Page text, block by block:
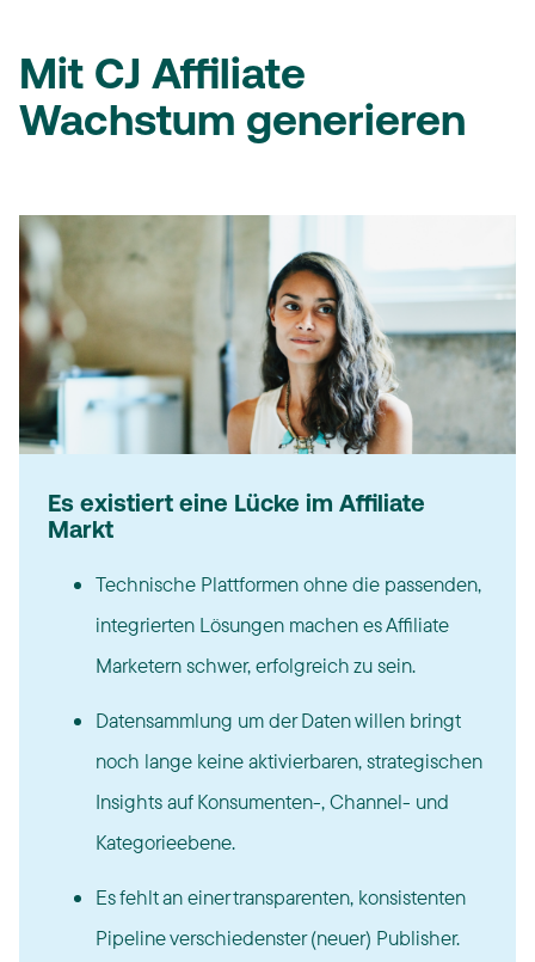
Mit CJ Affiliate
Wachstum generieren
Es existiert eine Lücke im Affiliate
Markt
Technische Plattformen ohne die passenden,
integrierten Lösungen machen es Affiliate
Marketern schwer, erfolgreich zu sein.
Datensammlung um der Daten willen bringt
noch lange keine aktivierbaren, strategischen
Insights auf Konsumenten-, Channel- und
Kategorieebene.
Es fehlt an einer transparenten, konsistenten
Pipeline verschiedenster (neuer) Publisher.